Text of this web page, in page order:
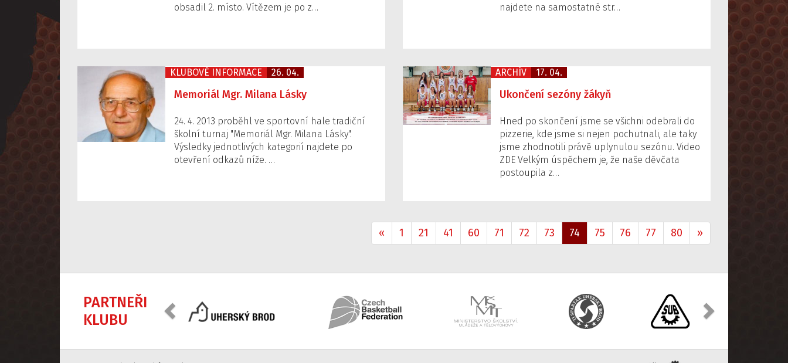
obsadil 2. místo. Vítězem je po z…
najdete na samostatné str…
KLUBOVÉ INFORMACE 26. 04.
Memoriál Mgr. Milana Lásky
24. 4. 2013 proběhl ve sportovní hale tradiční
školní turnaj "Memoriál Mgr. Milana Lásky".
Výsledky jednotlivých kategorií najdete po
otevření odkazů níže. …
ARCHÍV 17. 04.
Ukončení sezóny žákyň
Hned po skončení jsme se všichni odebrali do
pizzerie, kde jsme si nejen pochutnali, ale taky
jsme zhodnotili právě uplynulou sezónu. Video
ZDE Velkým úspěchem je, že naše děvčata
postoupila z…
« 1 21 41 60 71 72 73 74 75 76 77 80 »
PARTNEŘI
KLUBU